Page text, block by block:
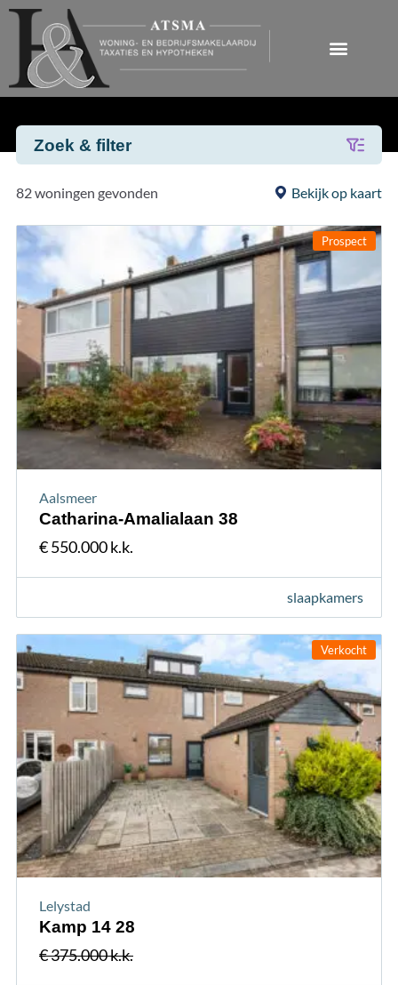
Zoek & filter
82 woningen gevonden Bekijk op kaart
Prospect
Aalsmeer
Catharina-Amalialaan 38
€ 550.000 k.k.
slaapkamers
Verkocht
Lelystad
Kamp 14 28
€ 375.000 k.k.